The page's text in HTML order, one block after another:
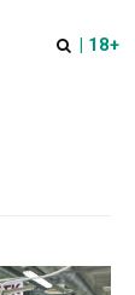
| 18+